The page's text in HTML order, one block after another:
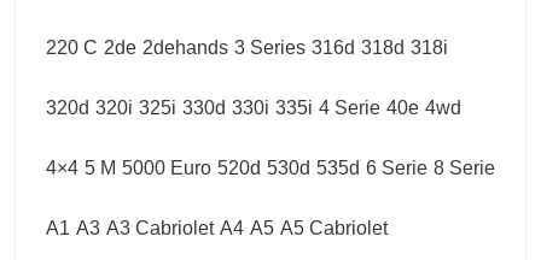
220 C 2de 2dehands 3 Series 316d 318d 318i
320d 320i 325i 330d 330i 335i 4 Serie 40e 4wd
4×4 5 M 5000 Euro 520d 530d 535d 6 Serie 8 Serie
A1 A3 A3 Cabriolet A4 A5 A5 Cabriolet